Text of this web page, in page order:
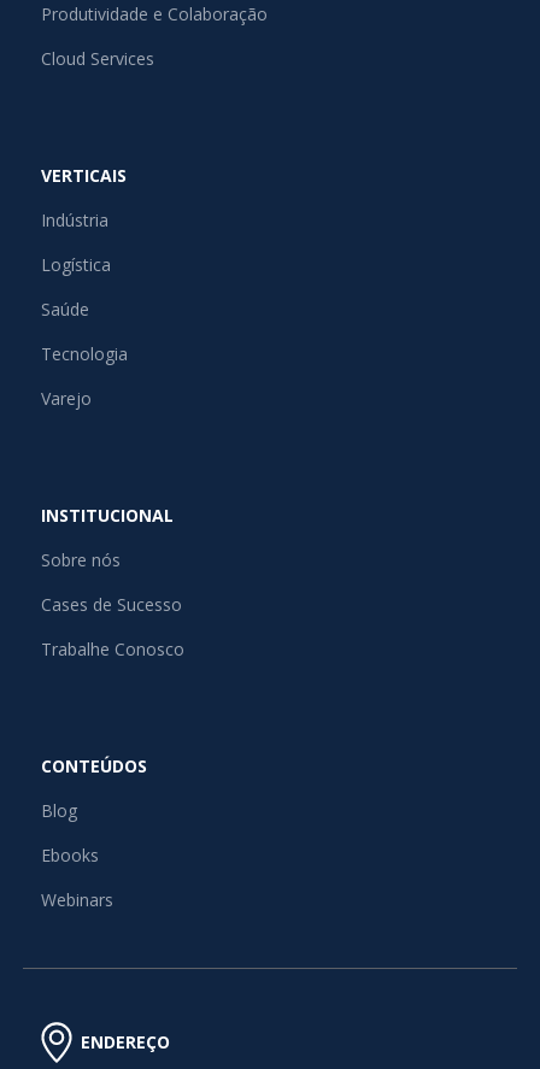
Produtividade e Colaboração
Cloud Services
VERTICAIS
Indústria
Logística
Saúde
Tecnologia
Varejo
INSTITUCIONAL
Sobre nós
Cases de Sucesso
Trabalhe Conosco
CONTEÚDOS
Blog
Ebooks
Webinars
ENDEREÇO